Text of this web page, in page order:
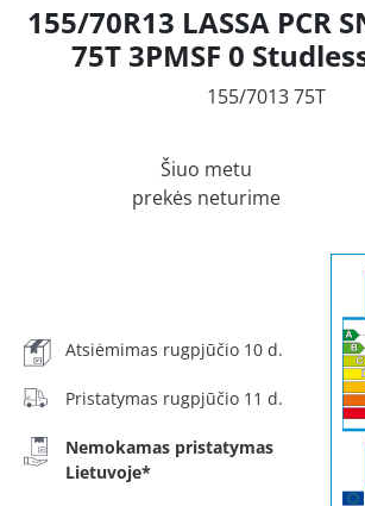
155/70R13 LASSA PCR
75T 3PMSF 0
155/7013 75T
Šiuo metu
prekės neturime
Atsiėmimas rugpjūčio 10 d.
Pristatymas rugpjūčio 11 d.
Nemokamas pristatymas
Lietuvoje*